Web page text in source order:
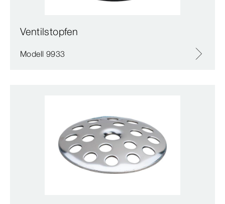
Ventilstopfen
Modell 9933